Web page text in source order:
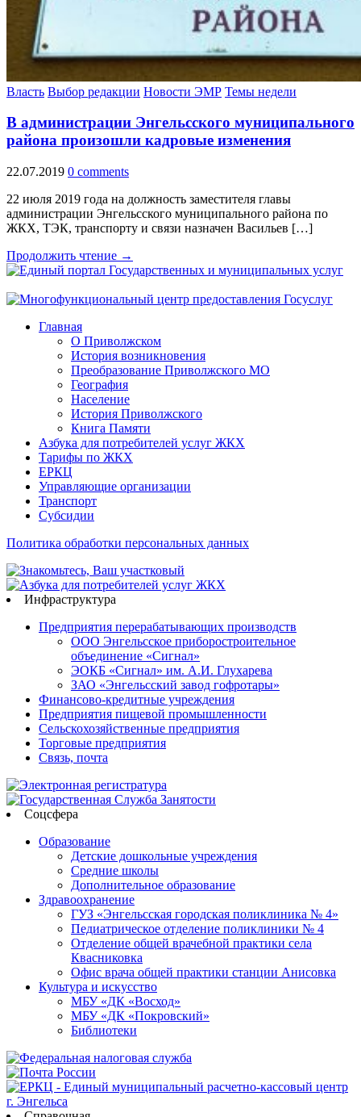
Власть Выбор редакции Новости ЭМР Темы недели
В администрации Энгельсского муниципального
района произошли кадровые изменения
22.07.2019 0 comments
22 июля 2019 года на должность заместителя главы
администрации Энгельсского муниципального района по
ЖКХ, ТЭК, транспорту и связи назначен Васильев […]
Продолжить чтение →
Главная
О Приволжском
История возникновения
Преобразование Приволжского МО
География
Население
История Приволжского
Книга Памяти
Азбука для потребителей услуг ЖКХ
Тарифы по ЖКХ
ЕРКЦ
Управляющие организации
Транспорт
Субсидии
Политика обработки персональных данных
Инфраструктура
Предприятия перерабатывающих производств
ООО Энгельсское приборостроительное
объединение «Сигнал»
ЭОКБ «Сигнал» им. А.И. Глухарева
ЗАО «Энгельсский завод гофротары»
Финансово-кредитные учреждения
Предприятия пищевой промышленности
Сельскохозяйственные предприятия
Торговые предприятия
Связь, почта
Соцсфера
Образование
Детские дошкольные учреждения
Средние школы
Дополнительное образование
Здравоохранение
ГУЗ «Энгельсская городская поликлиника № 4»
Педиатрическое отделение поликлиники № 4
Отделение общей врачебной практики села
Квасниковка
Офис врача общей практики станции Анисовка
Культура и искусство
МБУ «ДК «Восход»
МБУ «ДК «Покровский»
Библиотеки